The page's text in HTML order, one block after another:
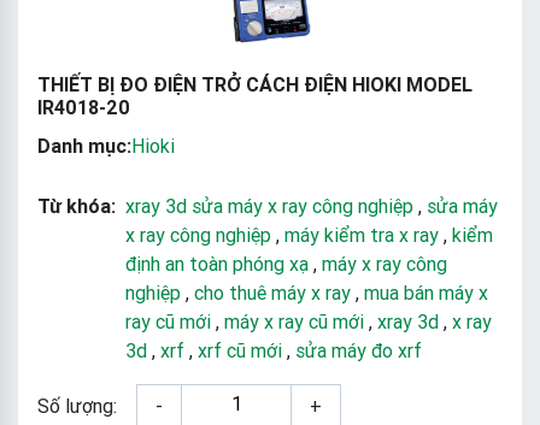
THIẾT BỊ ĐO ĐIỆN TRỞ CÁCH ĐIỆN HIOKI MODEL
IR4018-20
Danh mục:Hioki
Từ khóa: xray 3d sửa máy x ray công nghiệp , sửa máy
x ray công nghiệp , máy kiểm tra x ray , kiểm
định an toàn phóng xạ , máy x ray công
nghiệp , cho thuê máy x ray , mua bán máy x
ray cũ mới , máy x ray cũ mới , xray 3d , x ray
3d , xrf , xrf cũ mới , sửa máy đo xrf
Số lượng: - +